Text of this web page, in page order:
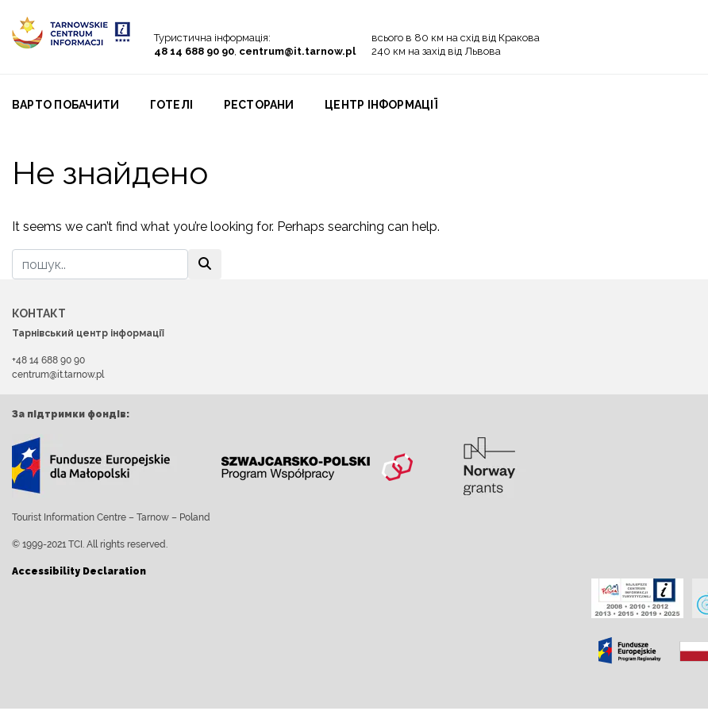
Туристична інформація:
48 14 688 90 90, centrum@it.tarnow.pl
всього в 80 км на схід від Кракова
240 км на захід від Львова
ВАРТО ПОБАЧИТИ ГОТЕЛІ PЕСТОРАНИ ЦЕНТР ІНФОРМАЦІЇ
Не знайдено
It seems we can’t find what you’re looking for. Perhaps searching can help.
КОНТАКТ
Тарнівський центр інформації
+48 14 688 90 90
centrum@it.tarnow.pl
За підтримки фондів:
Tourist Information Centre – Tarnow – Poland
© 1999-2021 TCI. All rights reserved.
Accessibility Declaration